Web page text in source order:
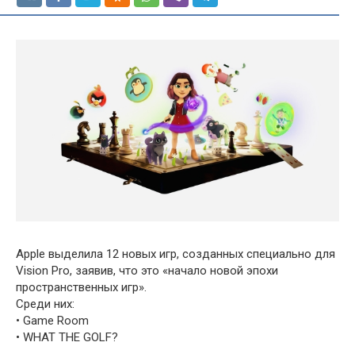
Apple выделила 12 новых игр, созданных специально для
Vision Pro, заявив, что это «начало новой эпохи
пространственных игр».
Среди них:
• Game Room
• WHAT THE GOLF?